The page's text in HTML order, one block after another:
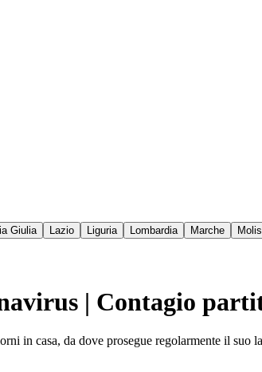
Giulia Lazio Liguria Lombardia Marche
| Contagio
in casa, da dove prosegue regolarmente il suo